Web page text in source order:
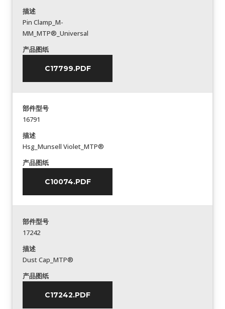
描述
Pin Clamp_M-
MM_MTP®_Universal
产品图纸
C17799.PDF
部件型号
16791
描述
Hsg_Munsell Violet_MTP®
产品图纸
C10074.PDF
部件型号
17242
描述
Dust Cap_MTP®
产品图纸
C17242.PDF